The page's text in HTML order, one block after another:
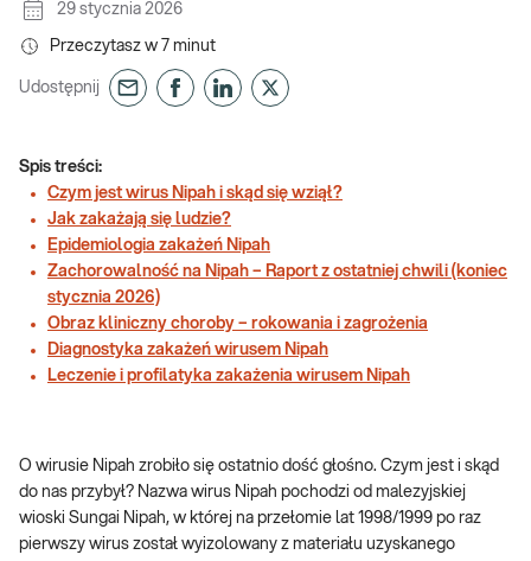
29 stycznia 2026
Przeczytasz w 7 minut
Udostępnij
Spis treści:
Czym jest wirus Nipah i skąd się wziął?
Jak zakażają się ludzie?
Epidemiologia zakażeń Nipah
Zachorowalność na Nipah – Raport z ostatniej chwili (koniec
stycznia 2026)
Obraz kliniczny choroby – rokowania i zagrożenia
Diagnostyka zakażeń wirusem Nipah
Leczenie i profilatyka zakażenia wirusem Nipah
O wirusie Nipah zrobiło się ostatnio dość głośno. Czym jest i skąd
do nas przybył? Nazwa wirus Nipah pochodzi od malezyjskiej
wioski Sungai Nipah, w której na przełomie lat 1998/1999 po raz
pierwszy wirus został wyizolowany z materiału uzyskanego